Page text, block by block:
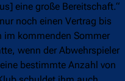
eine große Bereitschaft.“
noch einen Vertrag bis
im kommenden Sommer
wenn der Abwehrspieler
bestimmte Anzahl von